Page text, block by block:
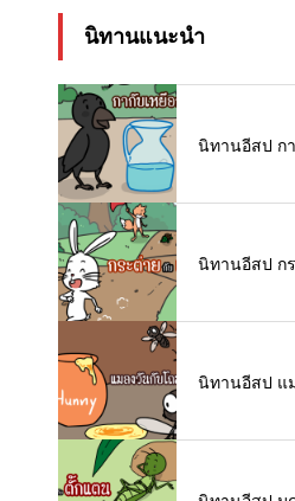
นิทานแนะนำ
นิทานอีสป ก
นิทานอีสป ก
นิทานอีสป แ